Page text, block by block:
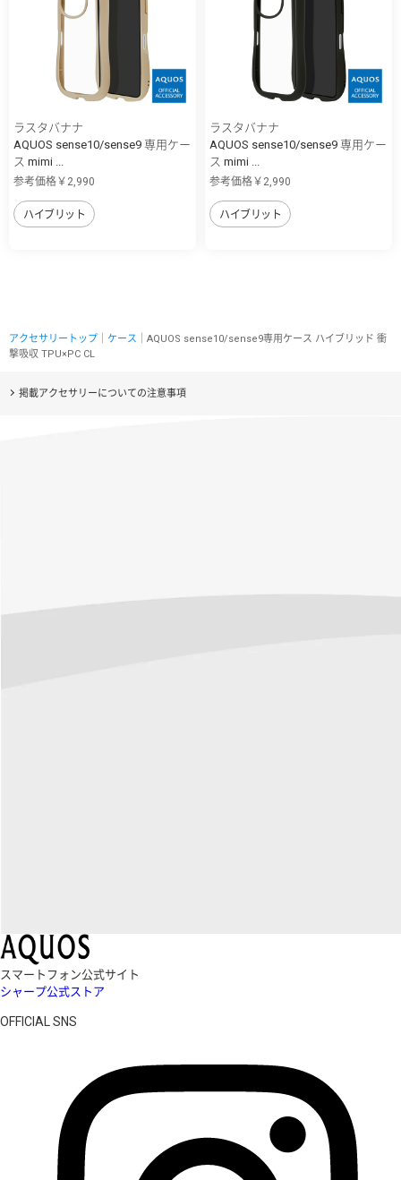
ラスタバナナ
AQUOS sense10/sense9 専用ケー
ス mimi ...
参考価格￥2,990
ハイブリット
ラスタバナナ
AQUOS sense10/sense9 専用ケー
ス mimi ...
参考価格￥2,990
ハイブリット
アクセサリートップ ケース ｜AQUOS sense10/sense9専用ケース ハイブリッド 衝
撃吸収 TPU×PC CL
掲載アクセサリーについての注意事項
スマートフォン公式サイト
シャープ公式ストア
OFFICIAL SNS